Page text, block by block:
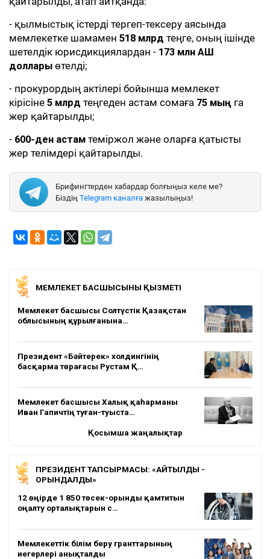
- қылмыстық істерді тергеп-тексеру аясында
мемлекетке шамамен 518 млрд теңге, оның ішінде
шетелдік юрисдикциялардан - 173 млн АҚШ
доллары өтелді;
- прокурордың актілері бойынша мемлекет
кірісіне 5 млрд теңгеден астам сомаға 75 мың га
жер қайтарылды;
- 600-ден астам теміржол және оларға қатысты
жер телімдері қайтарылды.
Брифингтерден хабардар болғыңыз келе ме?
Біздің Telegram каналға жазылыңыз!
МЕМЛЕКЕТ БАСШЫСЫНЫҢ ҚЫЗМЕТІ
Мемлекет басшысы Солтүстік Қазақстан
облысының құрылғанына…
Президент «Бәйтерек» холдингінің
басқарма төрағасы Рустам Қ…
Мемлекет басшысы Халық қаһарманы
Иван Гапичтің туған-туыста…
Қосымша жаңалықтар
ПРЕЗИДЕНТ ТАПСЫРМАСЫ: «АЙТЫЛДЫ -
ОРЫНДАЛДЫ»
12 өңірде 1 850 төсек-орынды қамтитын
оңалту орталықтарын с…
Мемлекеттік білім беру гранттарының
иегерлері анықталды